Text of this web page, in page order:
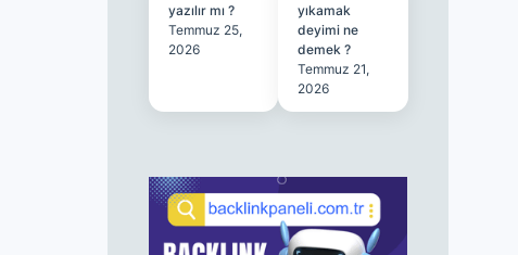
yazılır mı ?
Temmuz 25,
2026
yıkamak
deyimi ne
demek ?
Temmuz 21,
2026